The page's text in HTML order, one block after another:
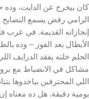
كان بيخرج عن الدايت، وده
الرامي رفض يسمع
إنجازاته القديمة. في
الأبطال بعد الفوز – وده
الحلم خلته يفقد الدرايف
مشاكل في الانضباط مع
اللي المحترفين بياخدوها
يومية دقيقة. هل ده